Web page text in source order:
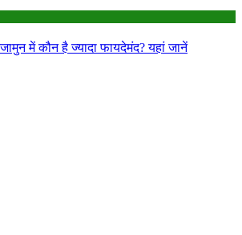
में कौन है ज्यादा फायदेमंद? यहां जानें